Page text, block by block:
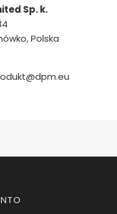
Sp. k.
Polska